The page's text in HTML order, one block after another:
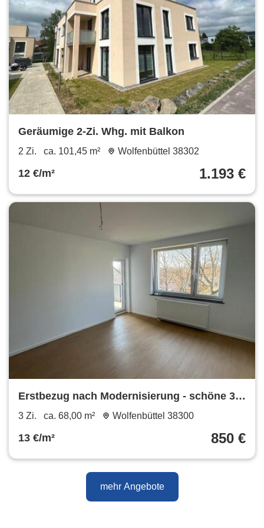
Geräumige 2-Zi. Whg. mit Balkon
2 Zi. ca. 101,45 m² Wolfenbüttel 38302
12 €/m² 1.193 €
Erstbezug nach Modernisierung - schöne 3-
Zimmer-Wohnung in Wolfenbüttel-Linden
3 Zi. ca. 68,00 m² Wolfenbüttel 38300
13 €/m² 850 €
mehr Angebote